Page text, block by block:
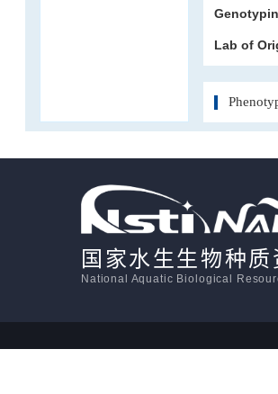
Lab of
国家水生生物种质
National Aquatic Biological